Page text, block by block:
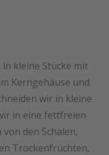
kleine Stücke mit
Kerngehäuse und
wir in kleine
in eine fettfreien
den Schalen,
Trockenfrüchten,